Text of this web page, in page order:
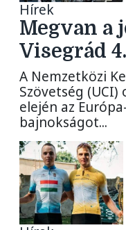
Hírek
Megvan a
Visegrád
A Nemzetközi
Szövetség
elején az
bajnokságot...